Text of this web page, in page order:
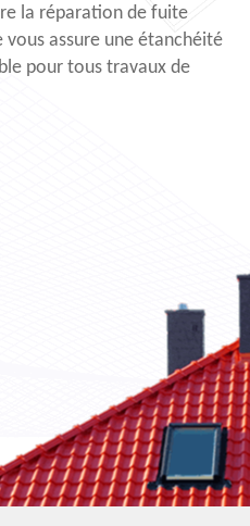
la réparation de fuite
assure une étanchéité
pour tous travaux de